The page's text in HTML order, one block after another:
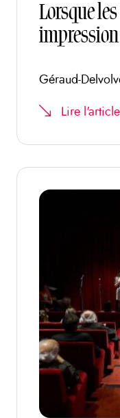
Lorsque
impression
Géraud-
Lire l'article